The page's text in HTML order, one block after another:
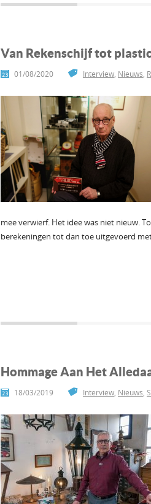
Van Rekenschijf tot
01/08/2020 Interview, Nieuws,
mee verwierf. Het idee was niet nieuw.
berekeningen tot dan toe uitgevoerd
Hommage Aan Het
18/03/2019 Interview, Nieuws,